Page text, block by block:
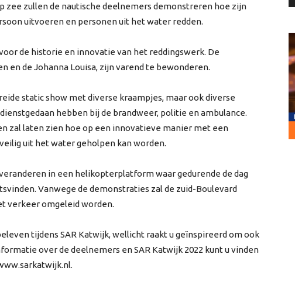
zee zullen de nautische deelnemers demonstreren hoe zijn
uitvoeren en personen uit het water redden.
de historie en innovatie van het reddingswerk. De
en de Johanna Louisa, zijn varend te bewonderen.
static show met diverse kraampjes, maar ook diverse
hebben bij de brandweer, politie en ambulance.
zal laten zien hoe op een innovatieve manier met een
uit het water geholpen kan worden.
in een helikopterplatform waar gedurende de dag
Vanwege de demonstraties zal de zuid-Boulevard
verkeer omgeleid worden.
tijdens SAR Katwijk, wellicht raakt u geïnspireerd om ook
over de deelnemers en SAR Katwijk 2022 kunt u vinden